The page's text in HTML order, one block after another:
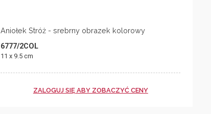
Aniołek Stróż - srebrny obrazek kolorowy
6777/2COL
11 x 9.5 cm
ZALOGUJ SIĘ ABY ZOBACZYĆ CENY